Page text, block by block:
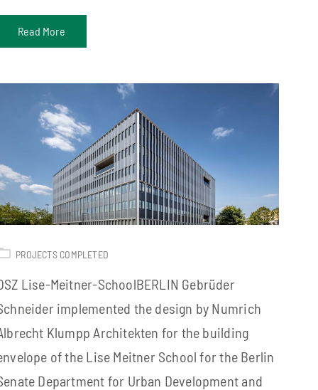
Read More
PROJECTS COMPLETED
Lise-Meitner-SchoolBERLIN Gebrüder
implemented the design by Numrich
Klumpp Architekten for the building
of the Lise Meitner School for the Berlin
Department for Urban Development and